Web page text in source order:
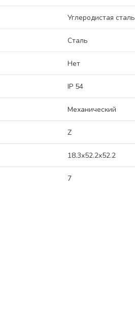
Углеродистая сталь
Сталь
Нет
IP 54
Механический
Z
18.3x52.2x52.2
7